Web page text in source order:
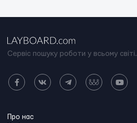
Сервіс пошуку роботи у всьому світі.
Про нас